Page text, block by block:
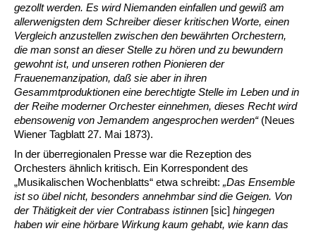
gezollt werden. Es wird Niemanden einfallen und gewiß am
allerwenigsten dem Schreiber dieser kritischen Worte, einen
Vergleich anzustellen zwischen den bewährten Orchestern,
die man sonst an dieser Stelle zu hören und zu bewundern
gewohnt ist, und unseren rothen Pionieren der
Frauenemanzipation, daß sie aber in ihren
Gesammtproduktionen eine berechtigte Stelle im Leben und in
der Reihe moderner Orchester einnehmen, dieses Recht wird
ebensowenig von Jemandem angesprochen werden“(Neues
Wiener Tagblatt 27. Mai 1873).
In der überregionalen Presse war die Rezeption des
Orchesters ähnlich kritisch. Ein Korrespondent des
„Musikalischen Wochenblatts“ etwa schreibt: „Das Ensemble
ist so übel nicht, besonders annehmbar sind die Geigen. Von
der Thätigkeit der vier Contrabass istinnen [sic] hingegen
haben wir eine hörbare Wirkung kaum gehabt, wie kann das